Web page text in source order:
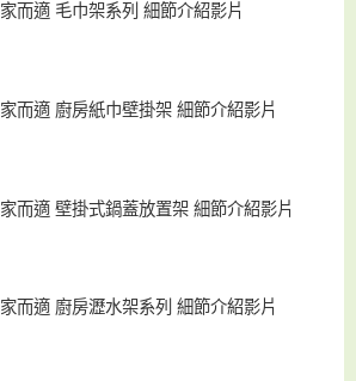
家而適 毛巾架系列 細節介紹影片
家而適 廚房紙巾壁掛架 細節介紹影片
家而適 壁掛式鍋蓋放置架 細節介紹影片
家而適 廚房瀝水架系列 細節介紹影片